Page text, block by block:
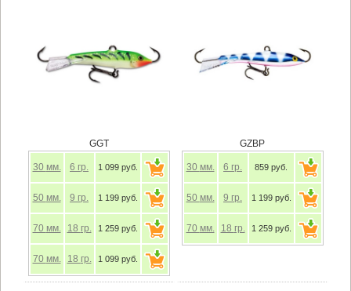
GGT
30 мм. 6 гр. 1 099 руб.
50 мм. 9 гр. 1 199 руб.
70 мм. 18 гр. 1 259 руб.
70 мм. 18 гр. 1 099 руб.
GZBP
30 мм. 6 гр. 859 руб.
50 мм. 9 гр. 1 199 руб.
70 мм. 18 гр. 1 259 руб.